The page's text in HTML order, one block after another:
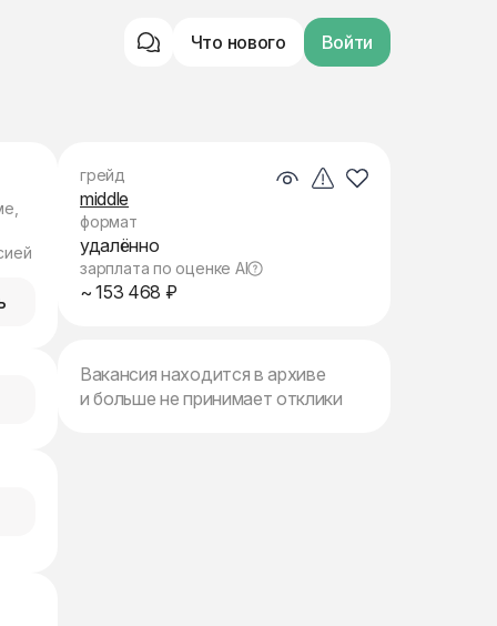
Что нового Войти
грейд
middle
формат
удалённо
зарплата по оценке AI
~ 153 468 ₽
Вакансия находится в архиве
и больше не принимает отклики